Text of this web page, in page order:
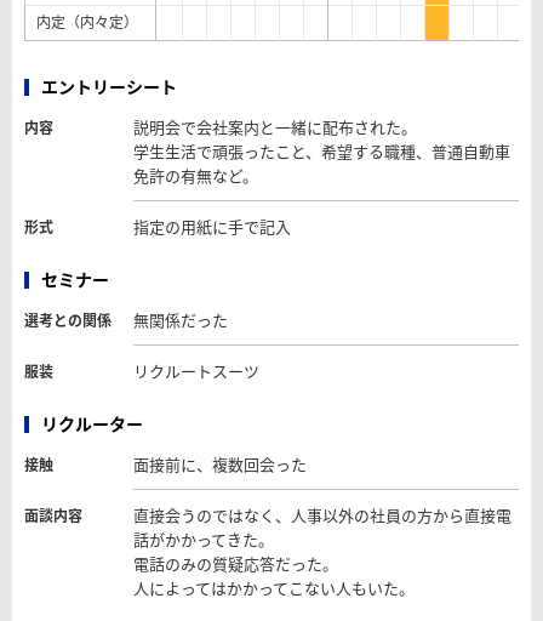
内定（内々定）
エントリーシート
内容
説明会で会社案内と一緒に配布された。
学生生活で頑張ったこと、希望する職種、普通自動車
免許の有無など。
形式 指定の用紙に手で記入
セミナー
選考との関係 無関係だった
服装 リクルートスーツ
リクルーター
接触 面接前に、複数回会った
面談内容
直接会うのではなく、人事以外の社員の方から直接電
話がかかってきた。
電話のみの質疑応答だった。
人によってはかかってこない人もいた。